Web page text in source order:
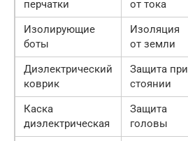
перчатки
от тока
Изолирующие
боты
Изоляция
от земли
Диэлектрический
коврик
Защита при
стоянии
Каска
диэлектрическая
Защита
головы